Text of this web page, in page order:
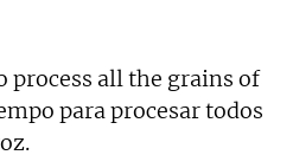
process all the grains of
para procesar todos